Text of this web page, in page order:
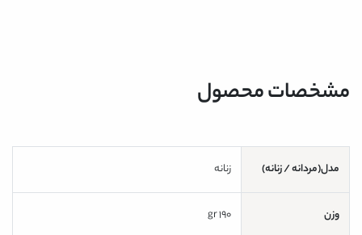
مشخصات محصول
مدل(مردانه / زنانه) زنانه
وزن 190 gr